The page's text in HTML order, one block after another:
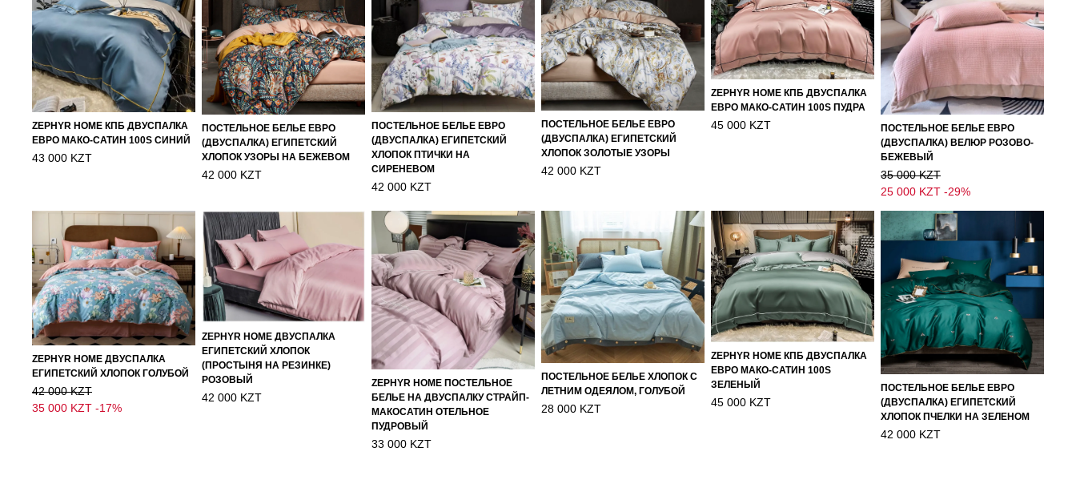
ZEPHYR HOME КПБ ДВУСПАЛКА
ЕВРО МАКО-САТИН 100S СИНИЙ
43 000 KZT
ПОСТЕЛЬНОЕ БЕЛЬЕ ЕВРО
(ДВУСПАЛКА) ЕГИПЕТСКИЙ
ХЛОПОК УЗОРЫ НА БЕЖЕВОМ
42 000 KZT
ПОСТЕЛЬНОЕ БЕЛЬЕ ЕВРО
(ДВУСПАЛКА) ЕГИПЕТСКИЙ
ХЛОПОК ПТИЧКИ НА
СИРЕНЕВОМ
42 000 KZT
ПОСТЕЛЬНОЕ БЕЛЬЕ ЕВРО
(ДВУСПАЛКА) ЕГИПЕТСКИЙ
ХЛОПОК ЗОЛОТЫЕ УЗОРЫ
42 000 KZT
ZEPHYR HOME КПБ ДВУСПАЛКА
ЕВРО МАКО-САТИН 100S ПУДРА
45 000 KZT
ПОСТЕЛЬНОЕ БЕЛЬЕ ЕВРО
(ДВУСПАЛКА) ВЕЛЮР РОЗОВО-
БЕЖЕВЫЙ
35 000 KZT
25 000 KZT -29%
ZEPHYR HOME ДВУСПАЛКА
ЕГИПЕТСКИЙ ХЛОПОК ГОЛУБОЙ
42 000 KZT
35 000 KZT -17%
ZEPHYR HOME ДВУСПАЛКА
ЕГИПЕТСКИЙ ХЛОПОК
(ПРОСТЫНЯ НА РЕЗИНКЕ)
РОЗОВЫЙ
42 000 KZT
ZEPHYR HOME ПОСТЕЛЬНОЕ
БЕЛЬЕ НА ДВУСПАЛКУ СТРАЙП-
МАКОСАТИН ОТЕЛЬНОЕ
ПУДРОВЫЙ
33 000 KZT
ПОСТЕЛЬНОЕ БЕЛЬЕ ХЛОПОК С
ЛЕТНИМ ОДЕЯЛОМ, ГОЛУБОЙ
28 000 KZT
ZEPHYR HOME КПБ ДВУСПАЛКА
ЕВРО МАКО-САТИН 100S
ЗЕЛЕНЫЙ
45 000 KZT
ПОСТЕЛЬНОЕ БЕЛЬЕ ЕВРО
(ДВУСПАЛКА) ЕГИПЕТСКИЙ
ХЛОПОК ПЧЕЛКИ НА ЗЕЛЕНОМ
42 000 KZT